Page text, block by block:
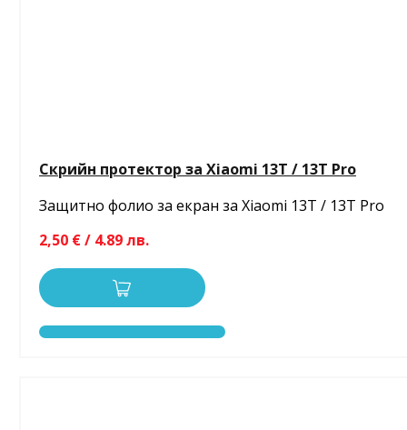
Скрийн протектор за Xiaomi 13T / 13T Pro
Защитно фолио за екран за Xiaomi 13T / 13T Pro
2,50 € / 4.89 лв.